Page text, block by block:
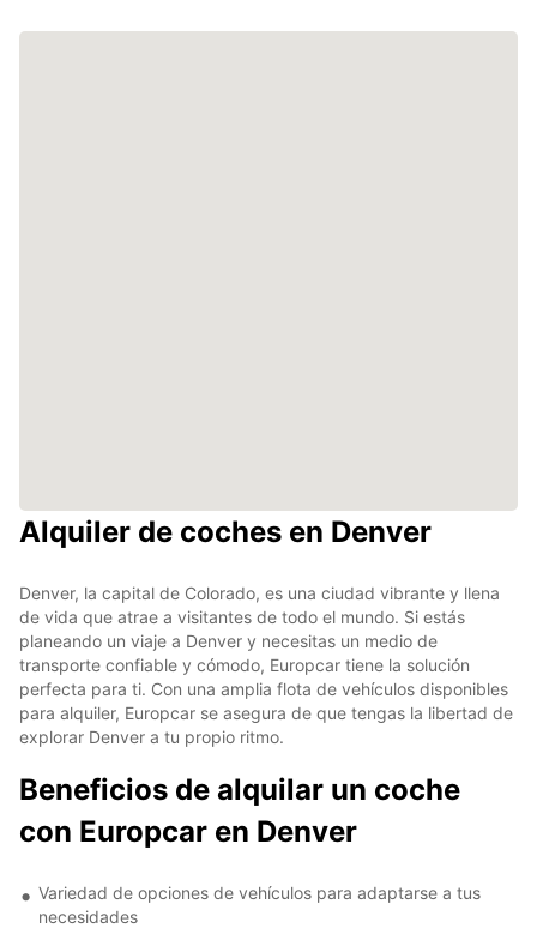
Alquiler de coches en Denver
Denver, la capital de Colorado, es una ciudad vibrante y llena
de vida que atrae a visitantes de todo el mundo. Si estás
planeando un viaje a Denver y necesitas un medio de
transporte confiable y cómodo, Europcar tiene la solución
perfecta para ti. Con una amplia flota de vehículos disponibles
para alquiler, Europcar se asegura de que tengas la libertad de
explorar Denver a tu propio ritmo.
Beneficios de alquilar un coche
con Europcar en Denver
Variedad de opciones de vehículos para adaptarse a tus
necesidades